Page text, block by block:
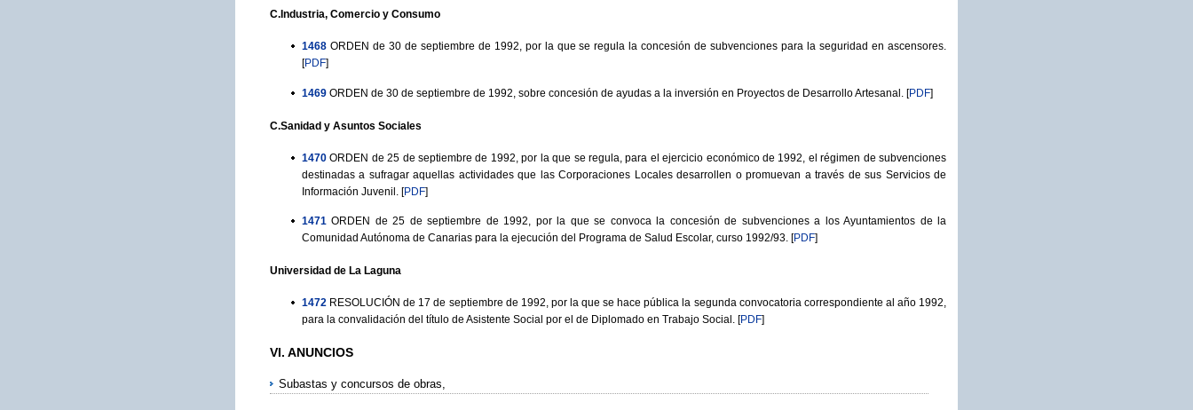
C.Industria, Comercio y Consumo
1468 ORDEN de 30 de septiembre de 1992, por la que se regula la concesión de subvenciones para la seguridad en ascensores.
[PDF]
1469 ORDEN de 30 de septiembre de 1992, sobre concesión de ayudas a la inversión en Proyectos de Desarrollo Artesanal. [PDF]
C.Sanidad y Asuntos Sociales
1470 ORDEN de 25 de septiembre de 1992, por la que se regula, para el ejercicio económico de 1992, el régimen de subvenciones
destinadas a sufragar aquellas actividades que las Corporaciones Locales desarrollen o promuevan a través de sus Servicios de
Información Juvenil. [PDF]
1471 ORDEN de 25 de septiembre de 1992, por la que se convoca la concesión de subvenciones a los Ayuntamientos de la
Comunidad Autónoma de Canarias para la ejecución del Programa de Salud Escolar, curso 1992/93. [PDF]
Universidad de La Laguna
1472 RESOLUCIÓN de 17 de septiembre de 1992, por la que se hace pública la segunda convocatoria correspondiente al año 1992,
para la convalidación del título de Asistente Social por el de Diplomado en Trabajo Social. [PDF]
VI. ANUNCIOS
Subastas y concursos de obras,